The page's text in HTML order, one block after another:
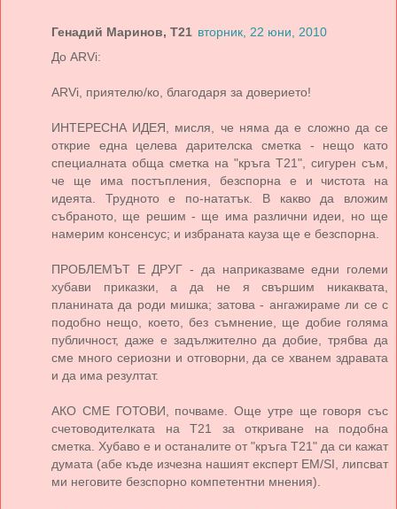
Генадий Маринов, Т21 вторник, 22 юни, 2010
До ARVi:
ARVi, приятелю/ко, благодаря за доверието!
ИНТЕРЕСНА ИДЕЯ, мисля, че няма да е сложно да се
открие една целева дарителска сметка - нещо като
специалната обща сметка на "кръга Т21", сигурен съм,
че ще има постъпления, безспорна е и чистота на
идеята. Трудното е по-нататък. В какво да вложим
събраното, ще решим - ще има различни идеи, но ще
намерим консенсус; и избраната кауза ще е безспорна.
ПРОБЛЕМЪТ Е ДРУГ - да наприказваме едни големи
хубави приказки, а да не я свършим никаквата,
планината да роди мишка; затова - ангажираме ли се с
подобно нещо, което, без съмнение, ще добие голяма
публичност, даже е задължително да добие, трябва да
сме много сериозни и отговорни, да се хванем здравата
и да има резултат.
АКО СМЕ ГОТОВИ, почваме. Още утре ще говоря със
счетоводителката на Т21 за откриване на подобна
сметка. Хубаво е и останалите от "кръга Т21" да си кажат
думата (абе къде изчезна нашият експерт EМ/SI, липсват
ми неговите безспорно компетентни мнения).